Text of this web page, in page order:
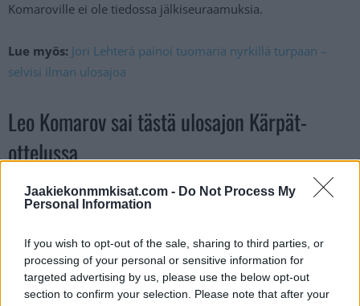
Jaakiekonmmkisat.com - Do Not Process My
Personal Information
If you wish to opt-out of the sale, sharing to third parties, or
processing of your personal or sensitive information for
targeted advertising by us, please use the below opt-out
section to confirm your selection. Please note that after your
Komaroville ei ole tiedossa jälkiseuraamuksia.
Lue myös: Jori Lehterä painoi tuomaria nyrkillä turpaan –
selvisi ilman ulosajoa
Leo Komarov sai tästä ulosajon Kärpät-
ottelussa